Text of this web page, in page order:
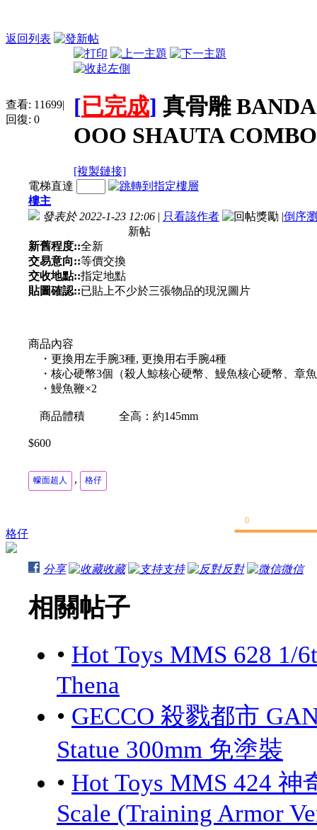
返回列表
查看: 11699|
回復: 0
[已完成] 真骨雕
OOO SHAUTA COMBO
[複製鏈接]
格仔
電梯直達
樓主
發表於 2022-1-23 12:06 | 只看該作者 |倒序
新帖
新舊程度::全新
交易意向::等價交換
交收地點::指定地點
貼圖確認::已貼上不少於三張物品的現況圖片
商品內容
・更換用左手腕3種, 更換用右手腕4種
・核心硬幣3個（殺人鯨核心硬幣、鰻魚核心硬幣、章
・鰻魚鞭×2
商品體積 全高：約145mm
$600
幪面超人 , 格仔
0
分享 收藏 支持 反對 微信
相關帖子
• Hot Toys MMS 628 1/
Thena
• GECCO 殺戮都市
Statue 300mm 免塗裝
• Hot Toys MMS 424 神
Scale (Training Armor